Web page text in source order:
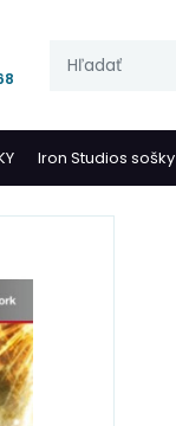
Iron Studios sošky